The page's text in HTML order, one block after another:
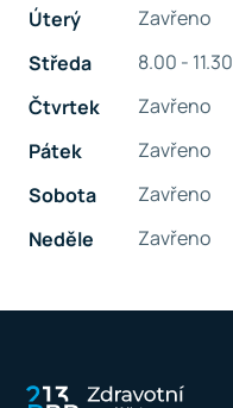
Úterý
Zavřeno
Středa
8.00 - 11.30
Čtvrtek
Zavřeno
Pátek
Zavřeno
Sobota
Zavřeno
Neděle
Zavřeno